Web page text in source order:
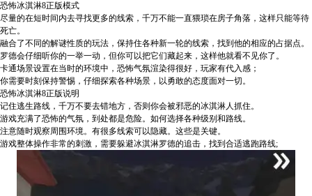
恐怖冰淇淋8正版模式
尽量的在短时间内去寻找更多的线索，千万不能一直猥琐在房子角落，这样只能等待
死亡。
融合了不同的解谜性质的玩法，保持住各种新一轮的线索，找到他的相应的占据点。
罗德会仔细听你的一举一动，但你可以把它们藏起来，这样他就看不见你了。
卡通场景设置在当时的环境中，恐怖气氛渲染得很好，玩家有代入感；
你需要时刻保持警惕，仔细探索各种场景，以勇敢的态度面对一切。
恐怖冰淇淋8正版说明
记住逃生路线，千万不要去错地方，否则你会被邪恶的冰淇淋人抓住。
游戏充满了恐怖的气氛，到处都是危险。如何选择各种级别和路线。
注意随时观察周围环境。有很多线索可以隐藏。这些是关键。
游戏整体操作非常的刺激，需要躲避冰淇淋罗德的追击，找到合适逃跑路线;